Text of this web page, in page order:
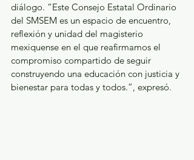
diálogo. “Este Consejo Estatal Ordinario
del SMSEM es un espacio de encuentro,
reflexión y unidad del magisterio
mexiquense en el que reafirmamos el
compromiso compartido de seguir
construyendo una educación con justicia y
bienestar para todas y todos.”, expresó.